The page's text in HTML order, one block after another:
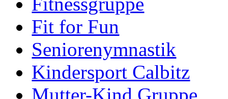
Fit for Fun
Seniorenymnastik
Kindersport Calbitz
Mutter-Kind Gruppe